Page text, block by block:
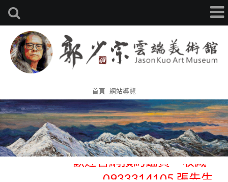
首頁 網站導覽
歡迎官網預約鑑賞、收藏 -
0933314105 張先生